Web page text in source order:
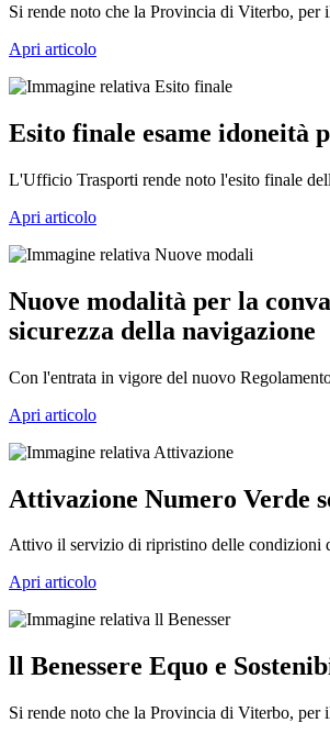
Si rende noto che la Provincia di Viterbo, per
Apri articolo
Esito finale esame
L'Ufficio Trasporti rende noto l'esito finale
Apri articolo
Nuove modalità per la
sicurezza della navigazione
Con l'entrata in vigore del nuovo
Apri articolo
Attivazione Numero Verde
Attivo il servizio di ripristino delle condizioni
Apri articolo
ll Benessere Equo e
Si rende noto che la Provincia di Viterbo, per